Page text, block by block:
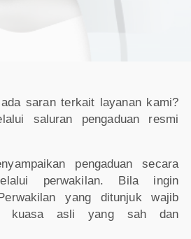
saran terkait layanan kami?
saluran pengaduan resmi
pengaduan secara
perwakilan. Bila ingin
yang ditunjuk wajib
kuasa asli yang sah dan